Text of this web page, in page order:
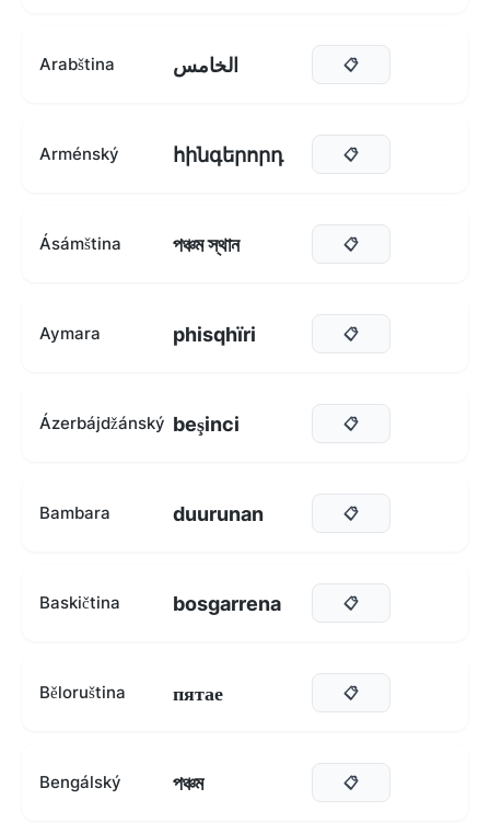
Arabština الخامس 📋
Arménský հինգերորդ 📋
Ásámština পঞ্চম স্থান 📋
Aymara phisqhïri 📋
Ázerbájdžánský beşinci 📋
Bambara duurunan 📋
Baskičtina bosgarrena 📋
Běloruština пятае 📋
Bengálský পঞ্চম 📋